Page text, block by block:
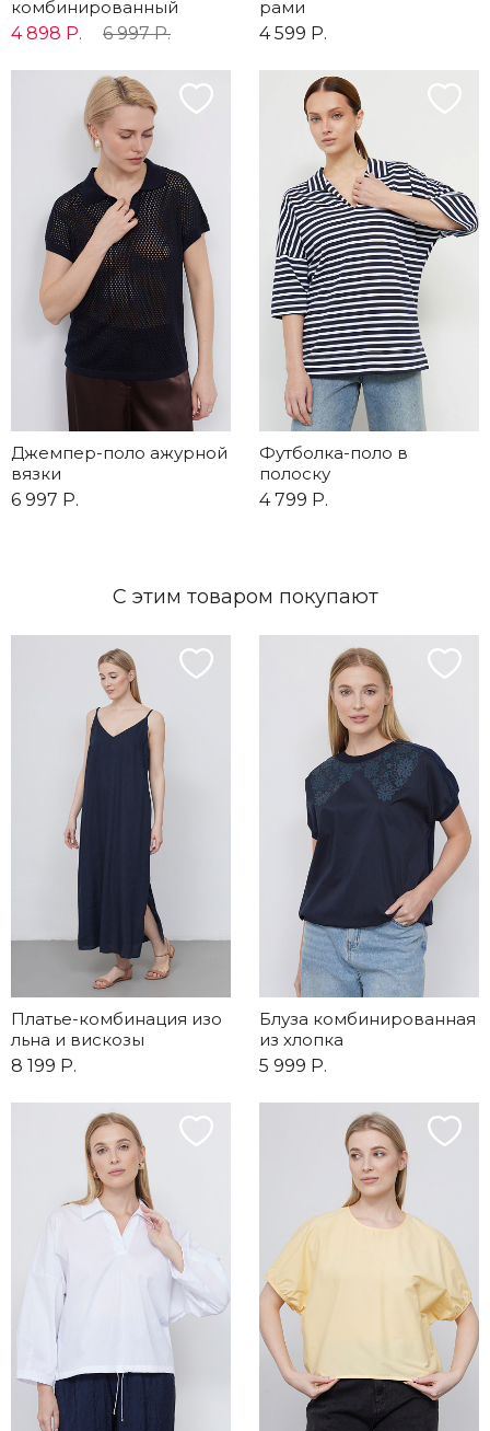
комбинированный
4 898 Р.
6 997 Р.
рами
4 599 Р.
Джемпер-поло ажурной
вязки
6 997 Р.
Футболка-поло в
полоску
4 799 Р.
С этим товаром покупают
Платье-комбинация изо
льна и вискозы
8 199 Р.
Блуза комбинированная
из хлопка
5 999 Р.